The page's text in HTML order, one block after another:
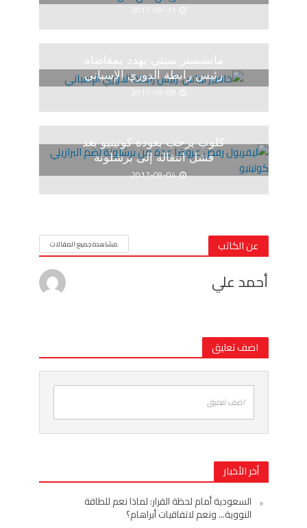
2017-09-11
مانشستر سيتي يهدد بمقاضاة
رئيس رابطة الدوري الإسباني
2017-09-08
كلوب يرحب بعودة كوتينيو بعد
فشل انتقاله إلى برشلونة
2017-09-04
عن الكاتب مشاهدة جميع المقالات
أحمد علي
اضف تعليق
اضف تعليق
أخر الأخبار
السعودية أمام لحظة القرار: لماذا نعم للطاقة
النووية… ونعم لاتفاقيات أبراهام؟